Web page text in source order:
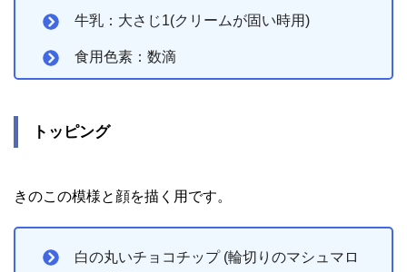
牛乳：大さじ1(クリームが固い時用)
食用色素：数滴
トッピング
きのこの模様と顔を描く用です。
白の丸いチョコチップ (輪切りのマシュマロ